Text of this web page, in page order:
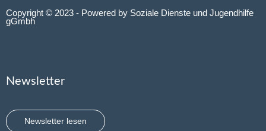
Copyright © 2023 - Powered by Soziale Dienste und Jugendhilfe
gGmbh
Newsletter
Newsletter lesen